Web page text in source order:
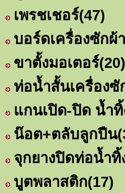
เพรชเชอร์(47)
บอร์ดเครื่องซักผ้า
ขาตั้งมอเตอร์(20)
ท่อน้ำสั้นเครื่องซั
แกนเปิด-ปิด น้ำทิ้
น๊อต+ตลับลูกปืน
จุกยางปิดท่อน้ำทิ้
บูตพลาสติก(17)